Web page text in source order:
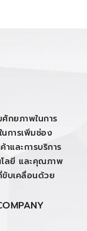
กยภาพในการ
นการเพิ่มช่อง
และการบริการ
โลยี และคุณภาพ
ขับเคลื่อนด้วย